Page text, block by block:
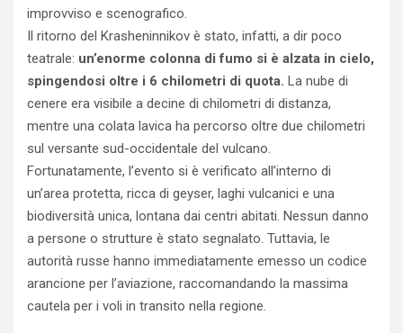
improvviso e scenografico.
Il ritorno del Krasheninnikov è stato, infatti, a dir poco
teatrale: un’enorme colonna di fumo si è alzata in cielo,
spingendosi oltre i 6 chilometri di quota. La nube di
cenere era visibile a decine di chilometri di distanza,
mentre una colata lavica ha percorso oltre due chilometri
sul versante sud-occidentale del vulcano.
Fortunatamente, l’evento si è verificato all’interno di
un’area protetta, ricca di geyser, laghi vulcanici e una
biodiversità unica, lontana dai centri abitati. Nessun danno
a persone o strutture è stato segnalato. Tuttavia, le
autorità russe hanno immediatamente emesso un codice
arancione per l’aviazione, raccomandando la massima
cautela per i voli in transito nella regione.